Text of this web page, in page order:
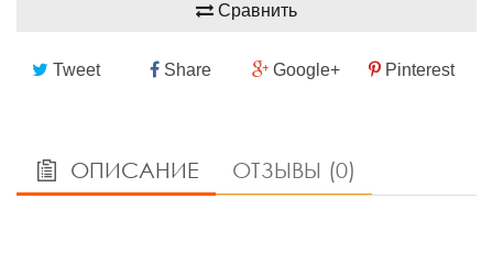
Сравнить
Tweet Share Google+ Pinterest
ОПИСАНИЕ ОТЗЫВЫ (0)